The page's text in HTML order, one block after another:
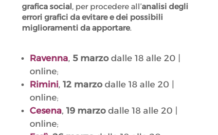
grafica social , per procedere all’analisi degli
errori grafici da evitare e dei possibili
miglioramenti da apportare.
Ravenna, 5 marzodalle 18 alle 20 |
online;
Rimini, 12 marzodalle 18 alle 20 |
online;
Cesena, 19 marzodalle 18 alle 20 |
online;